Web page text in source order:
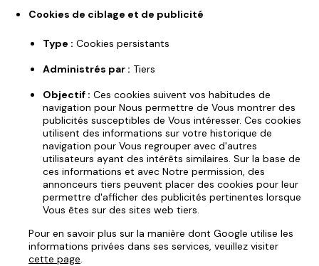
Cookies de ciblage et de publicité
Type : Cookies persistants
Administrés par : Tiers
Objectif : Ces cookies suivent vos habitudes de
navigation pour Nous permettre de Vous montrer des
publicités susceptibles de Vous intéresser. Ces cookies
utilisent des informations sur votre historique de
navigation pour Vous regrouper avec d'autres
utilisateurs ayant des intérêts similaires. Sur la base de
ces informations et avec Notre permission, des
annonceurs tiers peuvent placer des cookies pour leur
permettre d'afficher des publicités pertinentes lorsque
Vous êtes sur des sites web tiers.
Pour en savoir plus sur la manière dont Google utilise les
informations privées dans ses services, veuillez visiter
cette page.